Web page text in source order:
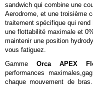
sandwich qui combine une
Aerodrome, et une troisième
traitement spécifique qui
une flottabilité maximale et
maintenir une position
vous fatiguez.
Gamme Orca APEX
performances
chaque mouvement de